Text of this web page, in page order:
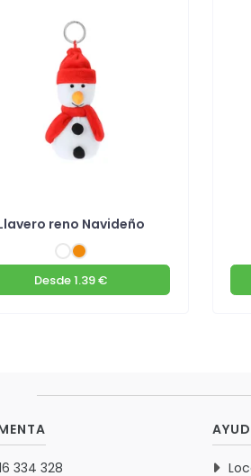
reno Navideño
Desde1.39 €
334 328